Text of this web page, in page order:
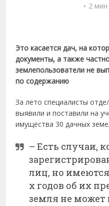
2 мин
Это касается дач, на
документы, а также
землепользователи не
по содержанию
За лето специалисты
выявили и поставили на
имущества 30 дачных
– Есть случаи,
лиц, но
х годов об их
земля не может